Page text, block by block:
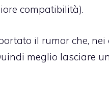
compatibilità).
il rumor che, nei
meglio lasciare